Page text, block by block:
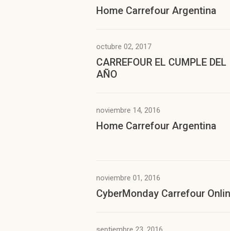
Home Carrefour Argentina
octubre 02, 2017
CARREFOUR EL CUMPLE DEL
AÑO
noviembre 14, 2016
Home Carrefour Argentina
noviembre 01, 2016
CyberMonday Carrefour